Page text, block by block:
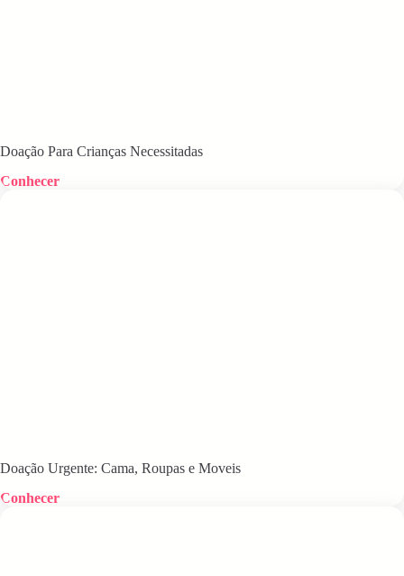
Doação Para Crianças Necessitadas
Conhecer
Doação Urgente: Cama, Roupas e Moveis
Conhecer